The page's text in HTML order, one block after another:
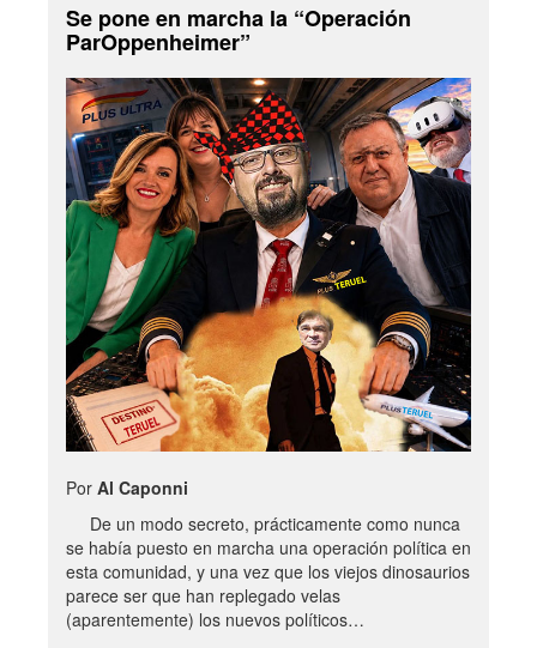
Se pone en marcha la “Operación
ParOppenheimer”
Por Al Caponni
De un modo secreto, prácticamente como nunca
se había puesto en marcha una operación política en
esta comunidad, y una vez que los viejos dinosaurios
parece ser que han replegado velas
(aparentemente) los nuevos políticos…